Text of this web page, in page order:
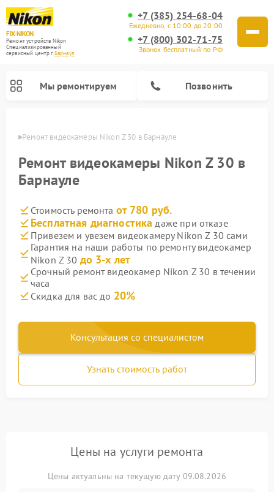
FIX-NIKON
Ремонт устройств Nikon
Специализированный
cервисный центр г.Барнаул
+7 (385) 254-68-04
Ежедневно, с 10:00 до 20:00
+7 (800) 302-71-75
Звонок бесплатный по РФ
Мы ремонтируем Позвонить
Ремонт видеокамеры Nikon Z 30 в Барнауле
Ремонт видеокамеры Nikon Z 30 в
Барнауле
Стоимость ремонта от 780 руб.
Бесплатная диагностика даже при отказе
Привезем и увезем видеокамеру Nikon Z 30 сами
Гарантия на наши работы по ремонту видеокамер
Nikon Z 30 до 3-х лет
Срочный ремонт видеокамер Nikon Z 30 в течении
часа
Скидка для вас до 20%
Консультация со специалистом
Узнать стоимость работ
Цены на услуги ремонта
Цены актуальны на текущую дату 09.08.2026